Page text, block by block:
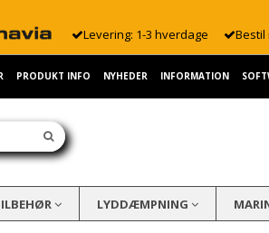
Levering: 1-3 hverdage Bestil
PRODUKT INFO NYHEDER INFORMATION
LYDDÆMPNING